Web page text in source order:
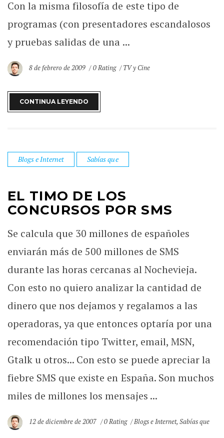
Con la misma filosofía de este tipo de
programas (con presentadores escandalosos
y pruebas salidas de una ...
8 de febrero de 2009 0 Rating TV y Cine
CONTINUA LEYENDO
Blogs e Internet Sabías que
EL TIMO DE LOS
CONCURSOS POR SMS
Se calcula que 30 millones de españoles
enviarán más de 500 millones de SMS
durante las horas cercanas al Nochevieja.
Con esto no quiero analizar la cantidad de
dinero que nos dejamos y regalamos a las
operadoras, ya que entonces optaría por una
recomendación tipo Twitter, email, MSN,
Gtalk u otros... Con esto se puede apreciar la
fiebre SMS que existe en España. Son muchos
miles de millones los mensajes ...
12 de diciembre de 2007 0 Rating Blogs e Internet,Sabías que